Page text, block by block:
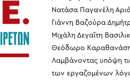
Νατάσα Παγανέλη
Γιάννη Βαζούρα
Μιχάλη Δεγαΐτη
Θεόδωρο
Λαμβάνοντας υπόψη
των εργαζομένων